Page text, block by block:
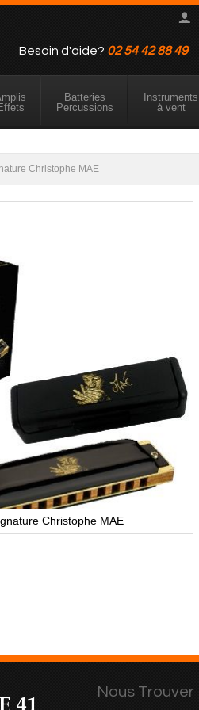
Besoin d'aide? 02 54 42 88 49
Batteries
Percussions
Instruments
à vent
Christophe MAE
Christophe MAE
Nous Trouver